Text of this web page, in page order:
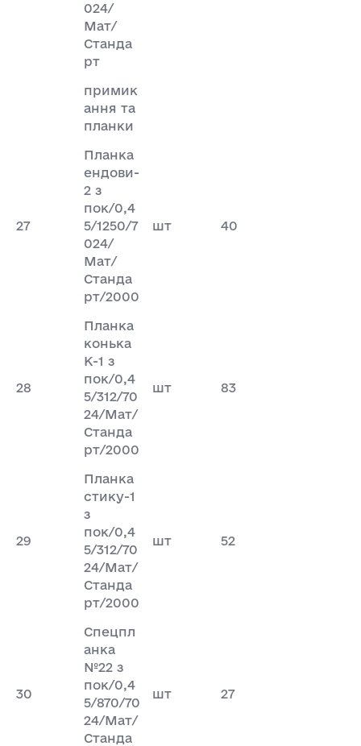
024/
Мат/
Станда
рт
примик
ання та
планки
27
Планка
ендови-
2 з
пок/0,4
5/1250/7
024/
Мат/
Станда
рт/2000
шт 40
28
Планка
конька
К-1 з
пок/0,4
5/312/70
24/Мат/
Станда
рт/2000
шт 83
29
Планка
стику-1
з
пок/0,4
5/312/70
24/Мат/
Станда
рт/2000
шт 52
30
Спецпл
анка
№22 з
пок/0,4
5/870/70
24/Мат/
Станда
шт 27